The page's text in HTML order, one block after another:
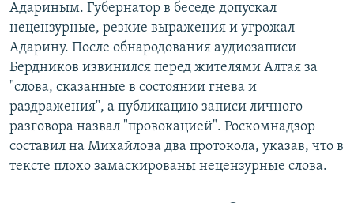
Адариным. Губернатор в беседе допускал
нецензурные, резкие выражения и угрожал
Адарину. После обнародования аудиозаписи
Бердников извинился перед жителями Алтая за
"слова, сказанные в состоянии гнева и
раздражения", а публикацию записи личного
разговора назвал "провокацией". Роскомнадзор
составил на Михайлова два протокола, указав, что в
тексте плохо замаскированы нецензурные слова.